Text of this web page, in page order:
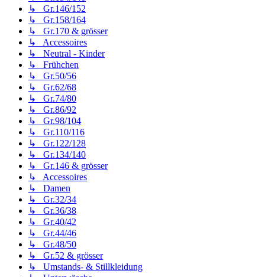
↳ Gr.146/152
↳ Gr.158/164
↳ Gr.170 & grösser
↳ Accessoires
↳ Neutral - Kinder
↳ Frühchen
↳ Gr.50/56
↳ Gr.62/68
↳ Gr.74/80
↳ Gr.86/92
↳ Gr.98/104
↳ Gr.110/116
↳ Gr.122/128
↳ Gr.134/140
↳ Gr.146 & grösser
↳ Accessoires
↳ Damen
↳ Gr.32/34
↳ Gr.36/38
↳ Gr.40/42
↳ Gr.44/46
↳ Gr.48/50
↳ Gr.52 & grösser
↳ Umstands- & Stillkleidung